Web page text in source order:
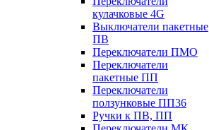
кулачковые 4G
Выключатели пакетные
ПВ
Переключатели ПМО
Переключатели
пакетные ПП
Переключатели
ползунковые ПП36
Ручки к ПВ, ПП